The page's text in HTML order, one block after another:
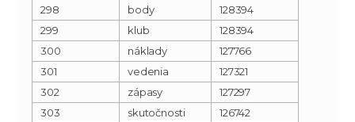
298 body
128394
299
klub
128394
300
náklady
127766
301
vedenia
127321
302
zápasy
127297
303
skutočnosti
126742